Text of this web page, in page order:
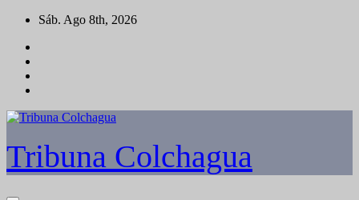
Saltar
contenido
Sáb. Ago 8th, 2026
Tribuna Colchagua